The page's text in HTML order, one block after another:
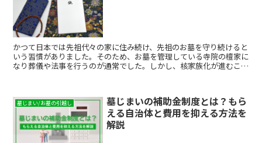
を避けるための選択肢と費用などについて解説していきます。
かつて日本では先祖代々の家に住み続け、先祖のお墓を守り続けると
いう習慣がありました。そのため、お墓を管理している寺院の檀家に
なり葬儀や法事を行うのが通常でした。しかし、核家族化が進むこと
墓じまい/お墓の引越し
墓じまいの補助金制度とは？もら
える自治体と費用を抑える方法を
解説